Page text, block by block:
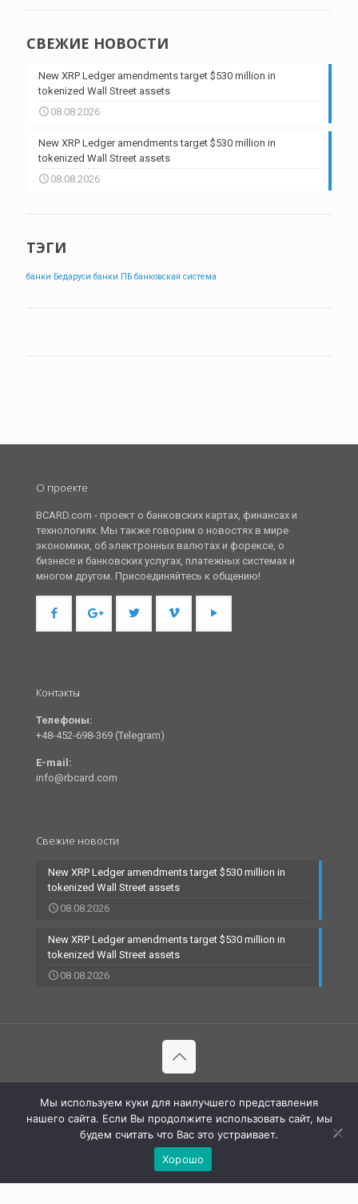
СВЕЖИЕ НОВОСТИ
New XRP Ledger amendments target $530 million in
tokenized Wall Street assets
08.08.2026
New XRP Ledger amendments target $530 million in
tokenized Wall Street assets
08.08.2026
ТЭГИ
банки Бедаруси банки ПБ банковская система
О проекте
BCARD.com - проект о банковских картах, финансах и
технологиях. Мы также говорим о новостях в мире
экономики, об электронных валютах и форексе, о
бизнесе и банковских услугах, платежных системах и
многом другом. Присоединяйтесь к общению!
Контакты
Телефоны:
+48-452-698-369 (Telegram)
E-mail:
info@rbcard.com
Свежие новости
New XRP Ledger amendments target $530 million in
tokenized Wall Street assets
08.08.2026
New XRP Ledger amendments target $530 million in
tokenized Wall Street assets
08.08.2026
технологии | All Rights Reserved |
Мы используем куки для наилучшего представления
нашего сайта. Если Вы продолжите использовать сайт, мы
будем считать что Вас это устраивает.
Хорошо